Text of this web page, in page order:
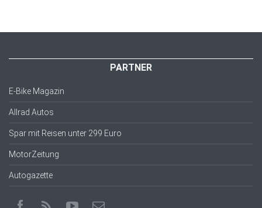
PARTNER
E-Bike Magazin
Allrad Autos
Spar mit Reisen unter 299 Euro
MotorZeitung
Autogazette